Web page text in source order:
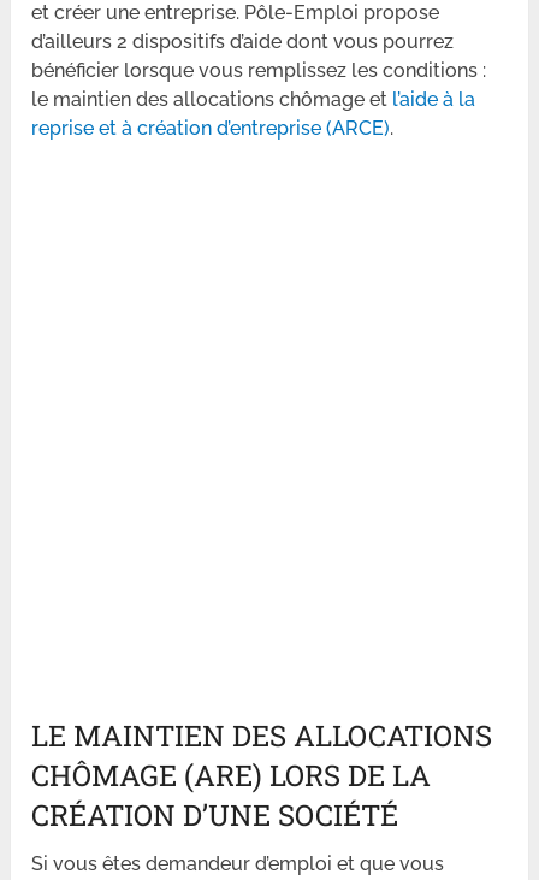
et créer une entreprise. Pôle-Emploi propose
d’ailleurs 2 dispositifs d’aide dont vous pourrez
bénéficier lorsque vous remplissez les conditions :
le maintien des allocations chômage et l’aide à la
reprise et à création d’entreprise (ARCE).
LE MAINTIEN DES ALLOCATIONS
CHÔMAGE (ARE) LORS DE LA
CRÉATION D’UNE SOCIÉTÉ
Si vous êtes demandeur d’emploi et que vous